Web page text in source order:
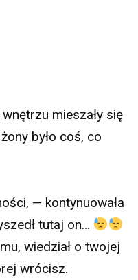
mieszały się
było coś, co
— kontynuowała
tutaj on…
wiedział o twojej
wrócisz.